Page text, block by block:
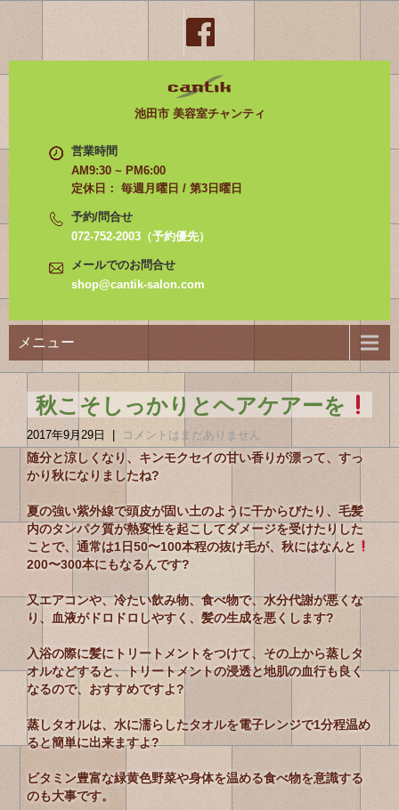
池田市 美容室チャンティ
営業時間
AM9:30 ~ PM6:00
定休日： 毎週月曜日 / 第3日曜日
予約/問合せ
072-752-2003（予約優先）
メールでのお問合せ
shop@cantik-salon.com
メニュー
秋こそしっかりとヘアケアーを
2017年9月29日 | コメントはまだありません
随分と涼しくなり、キンモクセイの甘い香りが漂って、すっ
かり秋になりましたね?
夏の強い紫外線で頭皮が固い土のように干からびたり、毛髪
内のタンパク質が熱変性を起こしてダメージを受けたりした
ことで、通常は1日50〜100本程の抜け毛が、秋にはなんと
200〜300本にもなるんです?
又エアコンや、冷たい飲み物、食べ物で、水分代謝が悪くな
り、血液がドロドロしやすく、髪の生成を悪くします?
入浴の際に髪にトリートメントをつけて、その上から蒸しタ
オルなどすると、トリートメントの浸透と地肌の血行も良く
なるので、おすすめですよ?
蒸しタオルは、水に濡らしたタオルを電子レンジで1分程温め
ると簡単に出来ますよ?
ビタミン豊富な緑黄色野菜や身体を温める食べ物を意識する
のも大事です。